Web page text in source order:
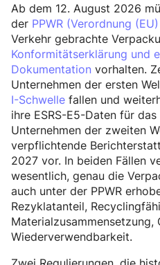
Ab dem 12. August 2026
der PPWR (Verordnung
Verkehr gebrachte
Konformitätserklärung und
Dokumentation vorhalten.
Unternehmen der ersten
I-Schwelle fallen und
ihre ESRS-E5-Daten für
Unternehmen der zweiten
verpflichtende
2027 vor. In beiden Fällen
wesentlich, genau die
auch unter der PPWR
Rezyklatanteil,
Materialzusammensetzung,
Wiederverwendbarkeit.